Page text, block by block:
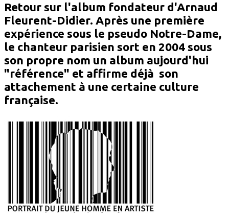
Retour sur l'album fondateur d'Arnaud
Fleurent-Didier. Après une première
expérience sous le pseudo Notre-Dame,
le chanteur parisien sort en 2004 sous
son propre nom un album aujourd'hui
"référence" et affirme déjà son
attachement à une certaine culture
française.